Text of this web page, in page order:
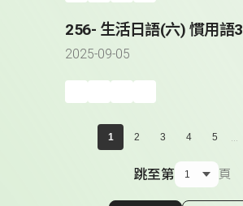
256- 生活日語(六) 慣用語3
2025-09-05
1 2 3 4 5 ...
跳至第 頁